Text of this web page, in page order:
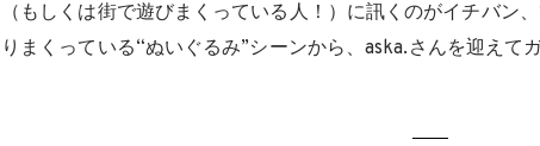
（もしくは街で遊びまくっている人！）に訊くのがイチバン
りまくっている“ぬいぐるみ”シーンから、aska.さんを迎えて